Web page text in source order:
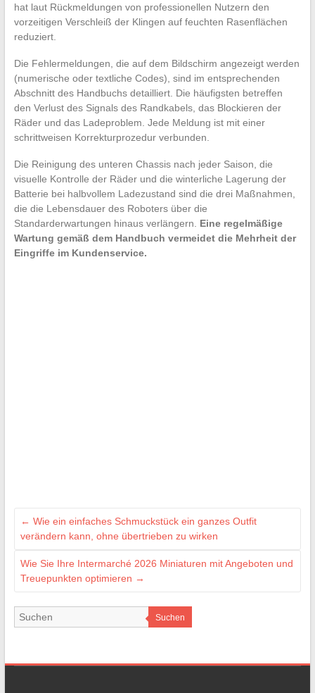
hat laut Rückmeldungen von professionellen Nutzern den
vorzeitigen Verschleiß der Klingen auf feuchten Rasenflächen
reduziert.
Die Fehlermeldungen, die auf dem Bildschirm angezeigt werden
(numerische oder textliche Codes), sind im entsprechenden
Abschnitt des Handbuchs detailliert. Die häufigsten betreffen
den Verlust des Signals des Randkabels, das Blockieren der
Räder und das Ladeproblem. Jede Meldung ist mit einer
schrittweisen Korrekturprozedur verbunden.
Die Reinigung des unteren Chassis nach jeder Saison, die
visuelle Kontrolle der Räder und die winterliche Lagerung der
Batterie bei halbvollem Ladezustand sind die drei Maßnahmen,
die die Lebensdauer des Roboters über die
Standarderwartungen hinaus verlängern. Eine regelmäßige
Wartung gemäß dem Handbuch vermeidet die Mehrheit der
Eingriffe im Kundenservice.
← Wie ein einfaches Schmuckstück ein ganzes Outfit
verändern kann, ohne übertrieben zu wirken
Wie Sie Ihre Intermarché 2026 Miniaturen mit Angeboten und
Treuepunkten optimieren →
Suchen